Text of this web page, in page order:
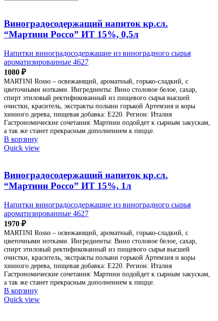
Виноградосодержащий напиток кр.сл.
“Мартини Россо” ИТ 15%, 0,5л
Напитки виноградосодержащие из виноградного сырья
ароматизированные 4627
1080 ₽
MARTINI Rosso – освежающий, ароматный, горько-сладкий, с
цветочными нотками. Ингредиенты: Вино столовое белое, сахар,
спирт этиловый ректификованный из пищевого сырья высшей
очистки, краситель, экстракты полыни горькой Артемзия и коры
хинного дерева, пищевая добавка: Е220. Регион: Италия
Гастрономические сочетания: Мартини подойдет к сырным закускам,
а так же станет прекрасным дополнением к пицце.
В корзину
Quick view
Виноградосодержащий напиток кр.сл.
“Мартини Россо” ИТ 15%, 1л
Напитки виноградосодержащие из виноградного сырья
ароматизированные 4627
1970 ₽
MARTINI Rosso – освежающий, ароматный, горько-сладкий, с
цветочными нотками. Ингредиенты: Вино столовое белое, сахар,
спирт этиловый ректификованный из пищевого сырья высшей
очистки, краситель, экстракты полыни горькой Артемзия и коры
хинного дерева, пищевая добавка: Е220. Регион: Италия
Гастрономические сочетания: Мартини подойдет к сырным закускам,
а так же станет прекрасным дополнением к пицце.
В корзину
Quick view